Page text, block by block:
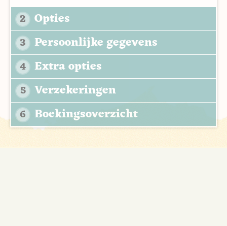
2 Opties
3 Persoonlijke gegevens
4 Extra opties
5 Verzekeringen
6 Boekingsoverzicht